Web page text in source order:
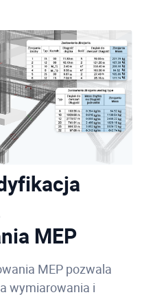
MEP
MEP pozwala
wymiarowania i